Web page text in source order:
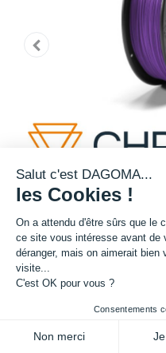
Cette bobine de teinte violette
Diamètre : 1.75 mm
Salut c'est DAGOMA...
les Cookies !
On a attendu d'être sûrs que le
ce site vous intéresse avant de
déranger, mais on aimerait bien
visite...
C'est OK pour vous ?
Consentements
Non merci